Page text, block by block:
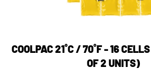
COOLPAC 21˚C / 70˚F - 16
OF 2 UNITS)